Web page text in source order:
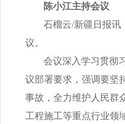
陈小江主持会议
石榴云/新疆日报讯
议。
会议深入学习贯彻
议部署要求，强调要坚
事故，全力维护人民群
工程施工等重点行业领